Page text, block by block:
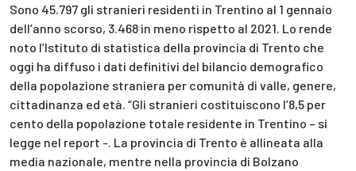
Sono 45.797 gli stranieri residenti in Trentino al 1 gennaio
dell’anno scorso, 3.468 in meno rispetto al 2021. Lo rende
noto l’Istituto di statistica della provincia di Trento che
oggi ha diffuso i dati definitivi del bilancio demografico
della popolazione straniera per comunità di valle, genere,
cittadinanza ed età. “Gli stranieri costituiscono l’8,5 per
cento della popolazione totale residente in Trentino – si
legge nel report -. La provincia di Trento è allineata alla
media nazionale, mentre nella provincia di Bolzano